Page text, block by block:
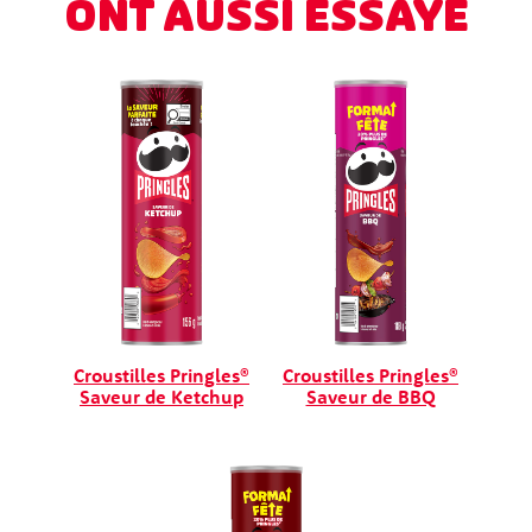
ONT AUSSI ESSAYÉ
Croustilles Pringles®
Saveur de Ketchup
Croustilles Pringles®
Saveur de BBQ